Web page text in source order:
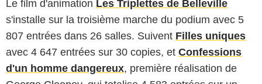
Le film d'animation Les Triplettes de Belleville
s'installe sur la troisième marche du podium avec 5
807 entrées dans 26 salles. Suivent Filles uniques
avec 4 647 entrées sur 30 copies, et Confessions
d'un homme dangereux, première réalisation de